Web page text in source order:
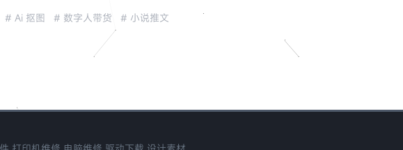
Ai 抠图 数字人带货 小说推文